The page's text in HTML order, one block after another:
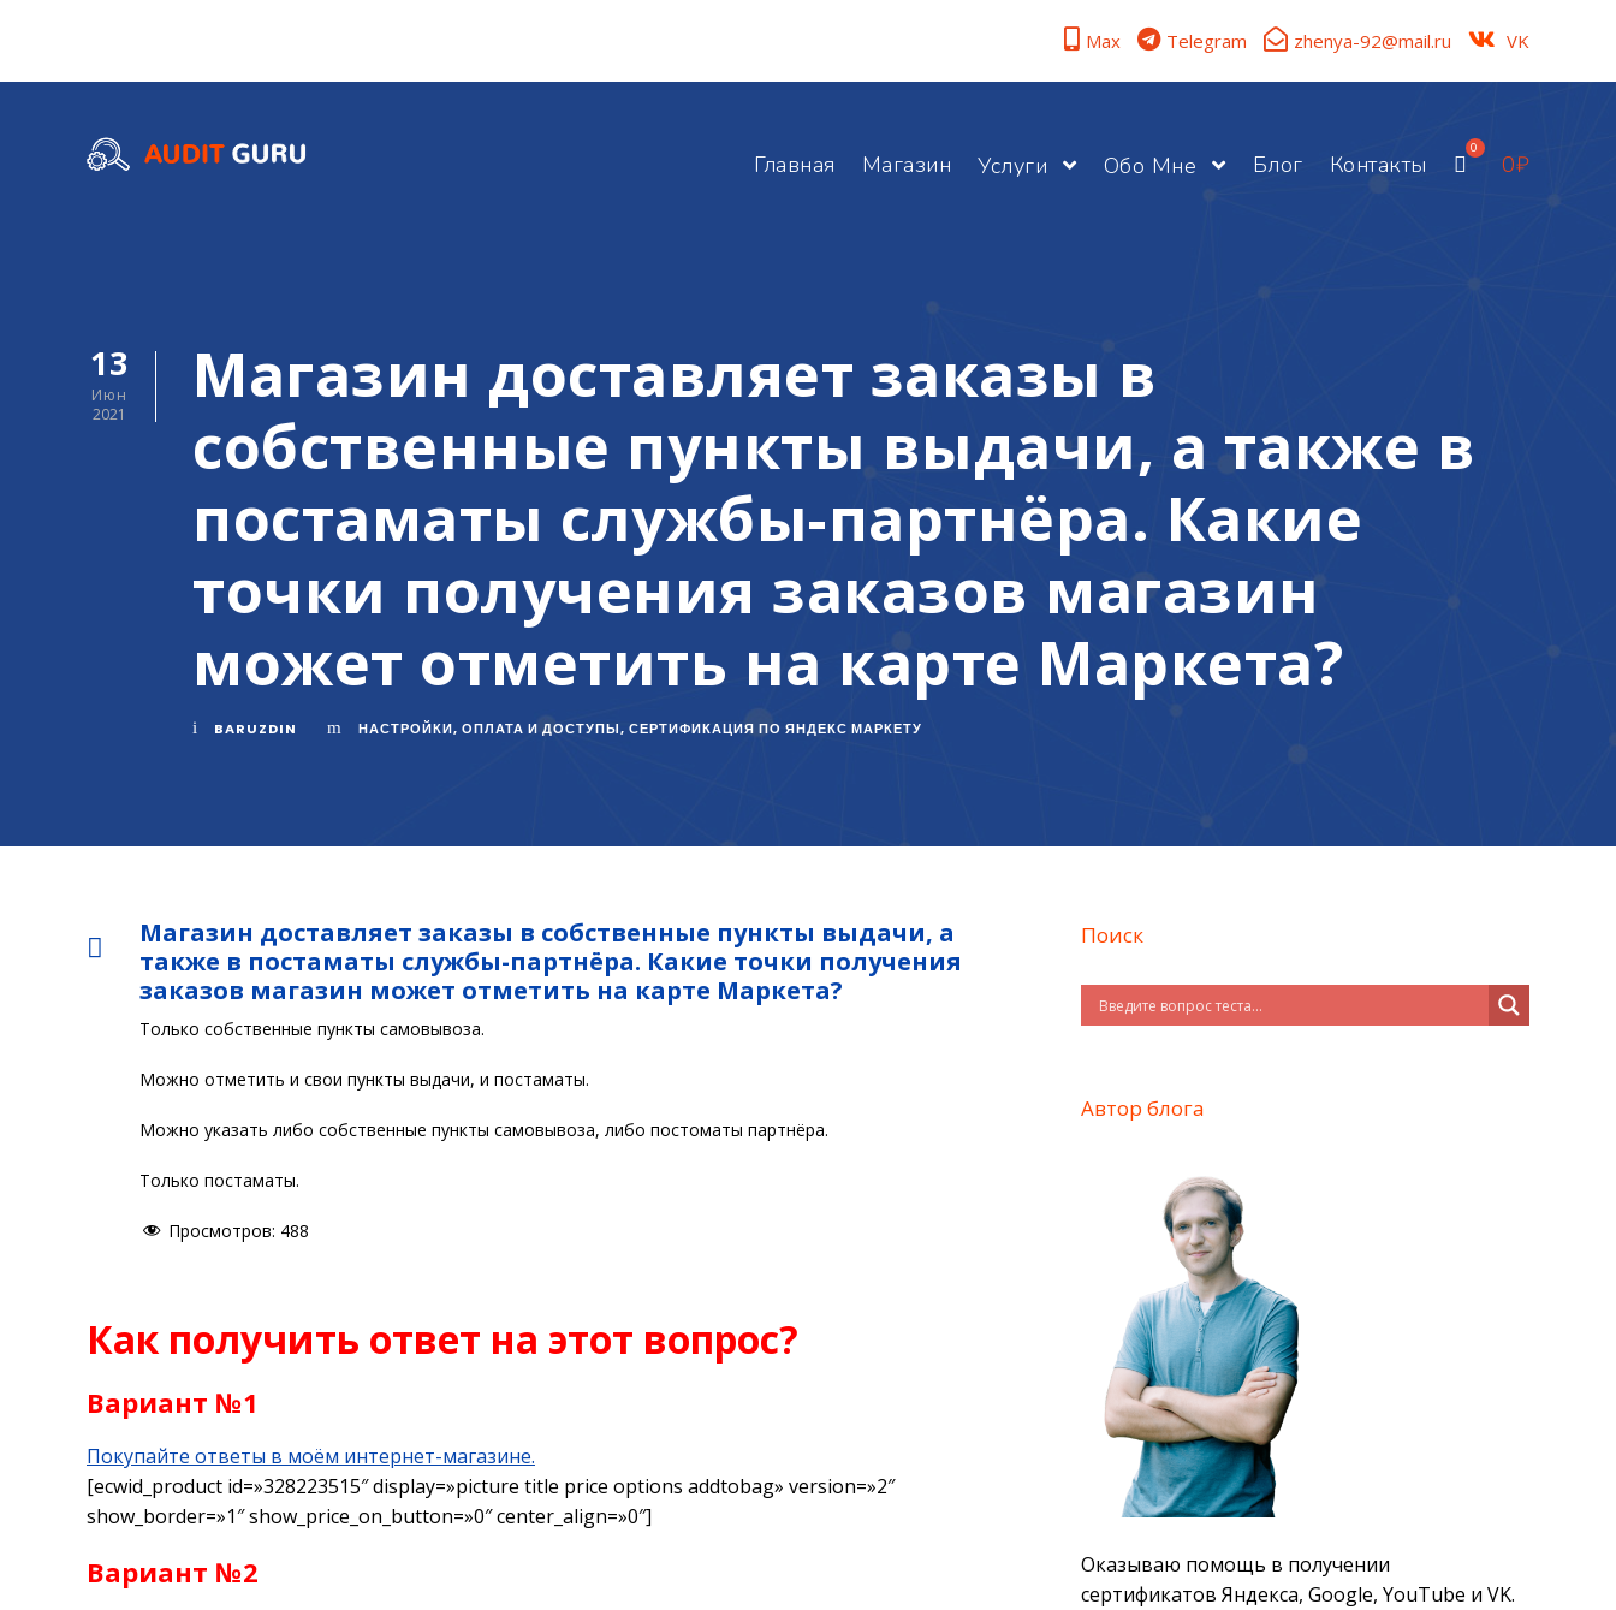
Max Telegram zhenya-92@mail.ru VK
Главная Магазин Услуги Обо Мне Блог Контакты 0₽
13
Июн
2021
Магазин доставляет заказы в
собственные пункты выдачи, а также в
постаматы службы-партнёра. Какие
точки получения заказов магазин
может отметить на карте Маркета?
BARUZDIN НАСТРОЙКИ, ОПЛАТА И ДОСТУПЫ, СЕРТИФИКАЦИЯ ПО ЯНДЕКС МАРКЕТУ
Магазин доставляет заказы в собственные пункты выдачи, а
также в постаматы службы-партнёра. Какие точки получения
заказов магазин может отметить на карте Маркета?
Только собственные пункты самовывоза.
Можно отметить и свои пункты выдачи, и постаматы.
Можно указать либо собственные пункты самовывоза, либо постоматы партнёра.
Только постаматы.
Просмотров: 488
Как получить ответ на этот вопрос?
Вариант №1
Покупайте ответы в моём интернет-магазине.
[ecwid_product id=»328223515″ display=»picture title price options addtobag» version=»2″
show_border=»1″ show_price_on_button=»0″ center_align=»0″]
Вариант №2
Поиск
Автор блога
Оказываю помощь в получении
сертификатов Яндекса, Google, YouTube и VK.